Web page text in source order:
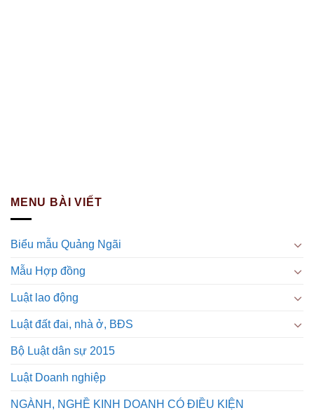
MENU BÀI VIẾT
Biểu mẫu Quảng Ngãi
Mẫu Hợp đồng
Luật lao động
Luật đất đai, nhà ở, BĐS
Bộ Luật dân sự 2015
Luật Doanh nghiệp
NGÀNH, NGHỀ KINH DOANH CÓ ĐIỀU KIỆN